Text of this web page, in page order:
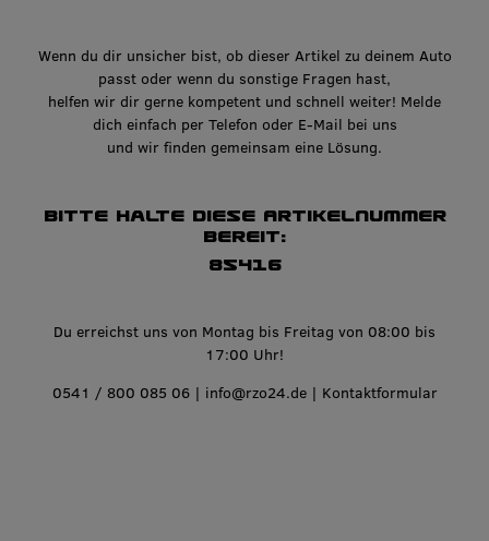
Wenn du dir unsicher bist, ob dieser Artikel zu deinem Auto
passt oder wenn du sonstige Fragen hast,
helfen wir dir gerne kompetent und schnell weiter! Melde
dich einfach per Telefon oder E-Mail bei uns
und wir finden gemeinsam eine Lösung.
Bitte halte diese Artikelnummer
bereit:
85416
Du erreichst uns von Montag bis Freitag von 08:00 bis
17:00 Uhr!
0541 / 800 085 06| info@rzo24.de| Kontaktformular